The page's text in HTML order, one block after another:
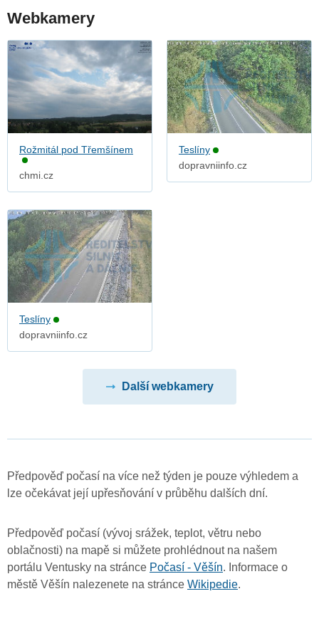
Webkamery
Rožmitál pod Třemšínem
chmi.cz
Teslíny
dopravniinfo.cz
Teslíny
dopravniinfo.cz
Další webkamery
Předpověď počasí na více než týden je pouze výhledem a
lze očekávat její upřesňování v průběhu dalších dní.
Předpověď počasí (vývoj srážek, teplot, větru nebo
oblačnosti) na mapě si můžete prohlédnout na našem
portálu Ventusky na stránce Počasí - Věšín. Informace o
městě Věšín nalezenete na stránce Wikipedie.